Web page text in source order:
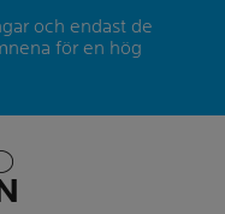
och endast de
för en hög